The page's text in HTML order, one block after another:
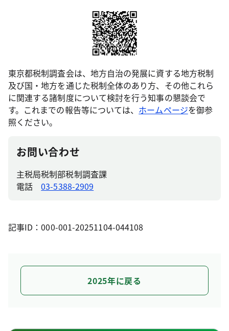
東京都税制調査会は、地方自治の発展に資する地方税制
及び国・地方を通じた税制全体のあり方、その他これら
に関連する諸制度について検討を行う知事の懇談会で
す。これまでの報告等については、 ホームページを御参
照ください。
お問い合わせ
主税局税制部税制調査課
電話03-5388-2909
記事ID：000-001-20251104-044108
2025年に戻る